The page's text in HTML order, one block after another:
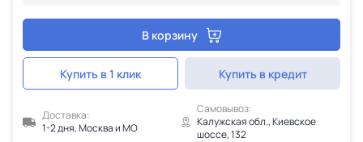
В корзину
Купить в 1 клик Купить в кредит
Доставка:
1-2 дня, Москва и МО
Самовывоз:
Калужская обл., Киевское
шоссе, 132